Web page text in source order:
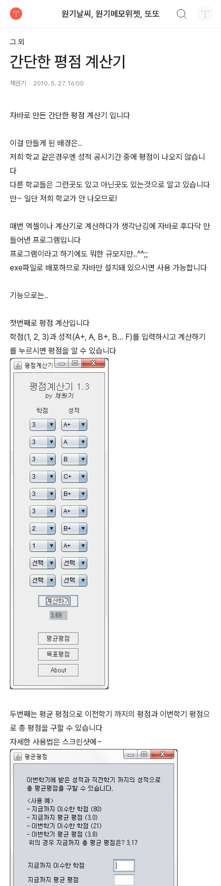
원기날씨, 원기메모위젯, 또또
그 외
간단한 평점 계산기
채원기 2010. 5. 27. 16:00
자바로 만든 간단한 평점 계산기 입니다
이걸 만들게 된 배경은..
저희 학교 같은경우엔 성적 공시기간 중에 평점이 나오지 않습니
다
다른 학교들은 그런곳도 있고 아닌곳도 있는것으로 알고 있습니다
만~ 일단 저희 학교가 안 나오므로!
매번 엑셀이나 계산기로 계산하다가 생각난김에 자바로 후다닥 만
들어낸 프로그램입니다
프로그램이라고 하기에도 뭐한 규모지만..^^;;
exe파일로 배포하므로 자바만 설치돼 있으시면 사용 가능합니다
기능으로는..
첫번째로 평점 계산입니다
학점(1, 2, 3)과 성적(A+, A, B+, B... F)를 입력하시고 계산하기
를 누르시면 평점을 알 수 있습니다
두번째는 평균 평점으로 이전학기 까지의 평점과 이번학기 평점으
로 총 평점을 구할 수 있습니다
자세한 사용법은 스크린샷에~